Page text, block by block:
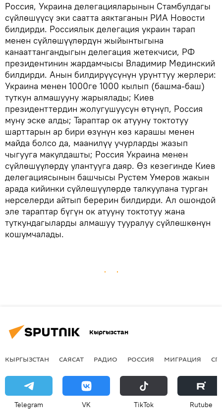
Россия, Украина делегацияларынын Стамбулдагы
сүйлөшүүсү эки саатта аяктаганын РИА Новости
билдирди. Россиялык делегация украин тарап
менен сүйлөшүүлөрдүн жыйынтыгына
канааттангандыгын делегация жетекчиси, РФ
президентинин жардамчысы Владимир Мединский
билдирди. Анын билдирүүсүнүн урунттуу жерлери:
Украина менен 1000ге 1000 кылып (башма-баш)
туткун алмашууну жарыялады; Киев
президенттердин жолугушуусун өтүнүп, Россия
муну эске алды; Тараптар ок атууну токтотуу
шарттарын ар бири өзүнүн көз карашы менен
майда болсо да, маанилүү учурларды жазып
чыгууга макулдашты; Россия Украина менен
сүйлөшүүлөрдү улантууга даяр. Өз кезегинде Киев
делегациясынын башчысы Рустем Умеров жакын
арада кийинки сүйлөшүүлөрдө талкуулана турган
нерселерди айтып берерин билдирди. Ал ошондой
эле тараптар бүгүн ок атууну токтотуу жана
туткундагыларды алмашуу тууралуу сүйлөшкөнүн
кошумчалады.
Кыргызстан
КЫРГЫЗСТАН САЯСАТ РАДИО РОССИЯ МИГРАЦИЯ
Telegram VK ТikТоk Rutube